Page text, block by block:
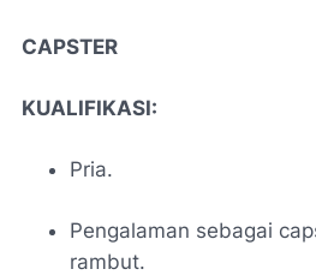
CAPSTER
KUALIFIKASI:
Pria.
Pengalaman sebagai
rambut.